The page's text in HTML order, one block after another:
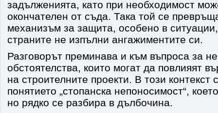
задълженията, като при необходимост
окончателен от съда. Така той се
механизъм за защита, особено в
страните не изпълни ангажиментите си.
Разговорът преминава и към въпроса за
обстоятелства, които могат да повлияят
на строителните проекти. В този контекст
понятието „стопанска непоносимост“,
но рядко се разбира в дълбочина.